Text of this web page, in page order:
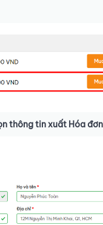
thông tin xuất Hóa